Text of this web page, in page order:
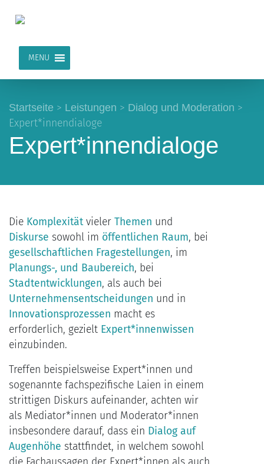
MENU
Startseite > Leistungen > Dialog und Moderation >
Expert*innendialoge
Expert*innendialoge
Die Komplexität vieler Themen und
Diskurse sowohl im öffentlichen Raum, bei
gesellschaftlichen Fragestellungen, im
Planungs-, und Baubereich, bei
Stadtentwicklungen, als auch bei
Unternehmensentscheidungen und in
Innovationsprozessen macht es
erforderlich, gezielt Expert*innenwissen
einzubinden.
Treffen beispielsweise Expert*innen und
sogenannte fachspezifische Laien in einem
strittigen Diskurs aufeinander, achten wir
als Mediator*innen und Moderator*innen
insbesondere darauf, dass ein Dialog auf
Augenhöhe stattfindet, in welchem sowohl